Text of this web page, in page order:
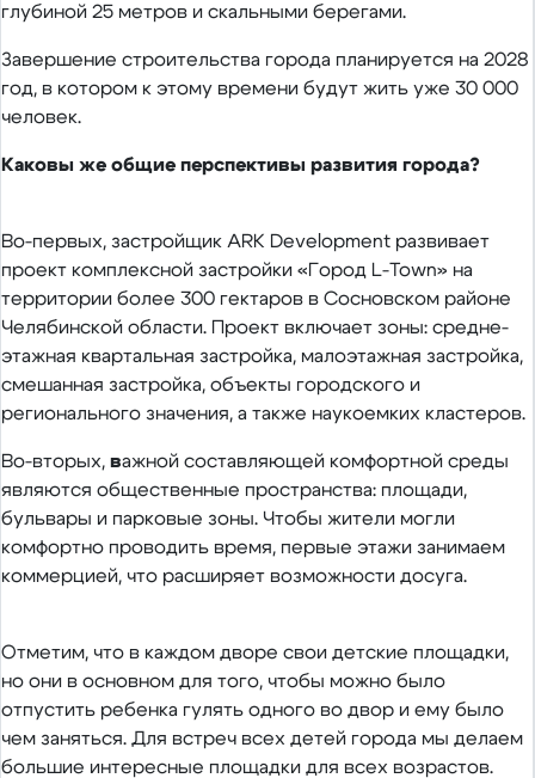
глубиной 25 метров и скальными берегами.
Завершение строительства города планируется на 2028
год, в котором к этому времени будут жить уже 30 000
человек.
Каковы же общие перспективы развития города?
Во-первых, застройщик ARK Development развивает
проект комплексной застройки «Город L-Town» на
территории более 300 гектаров в Сосновском районе
Челябинской области. Проект включает зоны: средне-
этажная квартальная застройка, малоэтажная застройка,
смешанная застройка, объекты городского и
регионального значения, а также наукоемких кластеров.
Во-вторых, важной составляющей комфортной среды
являются общественные пространства: площади,
бульвары и парковые зоны. Чтобы жители могли
комфортно проводить время, первые этажи занимаем
коммерцией, что расширяет возможности досуга.
Отметим, что в каждом дворе свои детские площадки,
но они в основном для того, чтобы можно было
отпустить ребенка гулять одного во двор и ему было
чем заняться. Для встреч всех детей города мы делаем
большие интересные площадки для всех возрастов.